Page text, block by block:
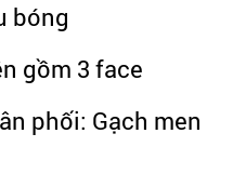
bóng
gồm 3 face
phối: Gạch men